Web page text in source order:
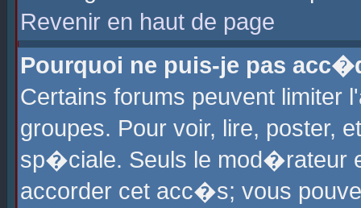
Revenir en haut de page
Pourquoi ne puis-je pas
Certains forums peuvent
groupes. Pour voir, lire, poster,
sp�ciale. Seuls le mod�rateur
accorder cet acc�s; vous